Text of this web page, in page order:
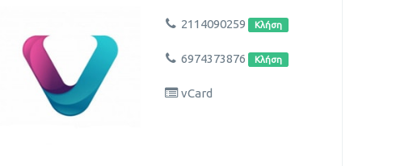
2114090259 Κλήση
6974373876 Κλήση
vCard